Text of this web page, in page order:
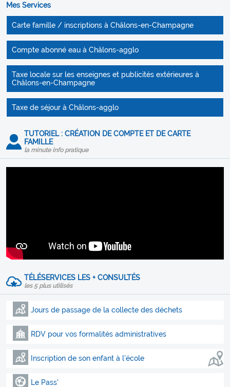
Mes Services
Carte famille / inscriptions à Châlons-en-Champagne
Compte abonné eau à Châlons-agglo
Taxe locale sur les enseignes et publicités extérieures à
Châlons-en-Champagne
Taxe de séjour à Châlons-agglo
TUTORIEL : CRÉATION DE COMPTE ET DE CARTE
FAMILLE
la minute info pratique
TÉLÉSERVICES LES + CONSULTÉS
les 5 plus utilisés
Jours de passage de la collecte des déchets
RDV pour vos formalités administratives
Inscription de son enfant à l'école
Le Pass'